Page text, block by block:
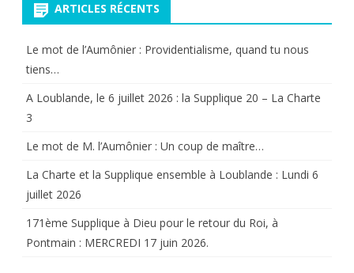
ARTICLES RÉCENTS
Le mot de l’Aumônier : Providentialisme, quand tu nous
tiens…
A Loublande, le 6 juillet 2026 : la Supplique 20 – La Charte
3
Le mot de M. l’Aumônier : Un coup de maître…
La Charte et la Supplique ensemble à Loublande : Lundi 6
juillet 2026
171ème Supplique à Dieu pour le retour du Roi, à
Pontmain : MERCREDI 17 juin 2026.